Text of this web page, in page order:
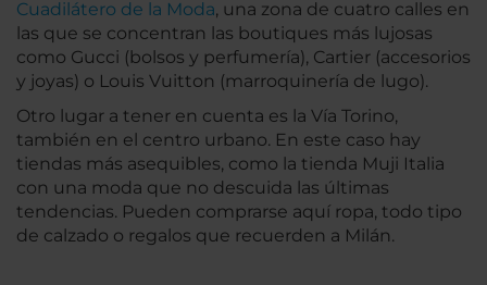
Cuadilátero de la Moda, una zona de cuatro calles en
las que se concentran las boutiques más lujosas
como Gucci (bolsos y perfumería), Cartier (accesorios
y joyas) o Louis Vuitton (marroquinería de lugo).
Otro lugar a tener en cuenta es la Vía Torino,
también en el centro urbano. En este caso hay
tiendas más asequibles, como la tienda Muji Italia
con una moda que no descuida las últimas
tendencias. Pueden comprarse aquí ropa, todo tipo
de calzado o regalos que recuerden a Milán.